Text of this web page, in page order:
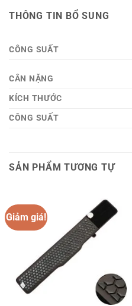
THÔNG TIN BỔ SUNG
CÔNG SUẤT
CÂN NẶNG
KÍCH THƯỚC
CÔNG SUẤT
SẢN PHẨM TƯƠNG TỰ
Giảm giá!